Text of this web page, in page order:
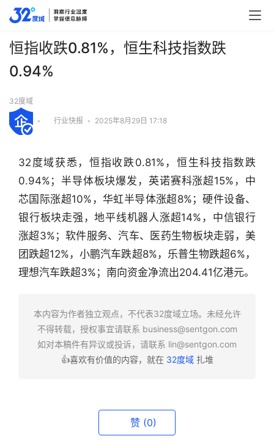
行
业
恒指收跌0.81%，恒生科技指数跌
0.94%
32度域
• 行业快报 • 2025年8月29日 17:18
32度域获悉，恒指收跌0.81%，恒生科技指数跌
0.94%；半导体板块爆发，英诺赛科涨超15%，中
芯国际涨超10%，华虹半导体涨超8%；硬件设备、
银行板块走强，地平线机器人涨超14%，中信银行
涨超3%；软件服务、汽车、医药生物板块走弱，美
团跌超12%，小鹏汽车跌超8%，乐普生物跌超6%，
理想汽车跌超3%；南向资金净流出204.41亿港元。
本内容为作者独立观点，不代表32度域立场。未经允许
不得转载，授权事宜请联系 business@sentgon.com
如对本稿件有异议或投诉，请联系 lin@sentgon.com
👍喜欢有价值的内容，就在 32度域扎堆
赞 (0)